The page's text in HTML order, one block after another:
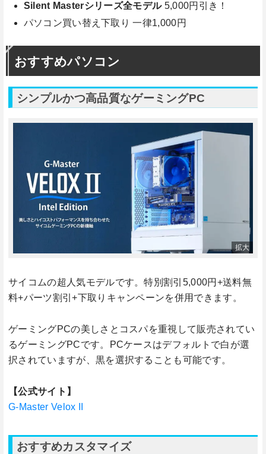
Silent Masterシリーズ全モデル5,000円引き！
パソコン買い替え下取り 一律1,000円
おすすめパソコン
シンプルかつ高品質なゲーミングPC
サイコムの超人気モデルです。特別割引5,000円+送料無
料+パーツ割引+下取りキャンペーンを併用できます。
ゲーミングPCの美しさとコスパを重視して販売されてい
るゲーミングPCです。PCケースはデフォルトで白が選
択されていますが、黒を選択することも可能です。
【公式サイト】
G-Master Velox II
おすすめカスタマイズ